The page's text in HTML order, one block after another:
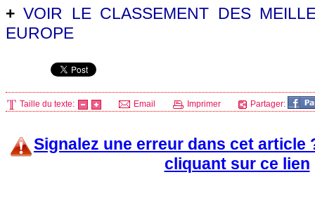
+VOIR LE CLASSEMENT DES
EUROPE
Taille du texte: Email Imprimer Partager:
Signalez une erreur dans cet article
cliquant sur ce lien